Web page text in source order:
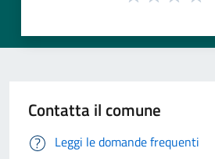
Contatta il comune
Leggi le domande frequenti